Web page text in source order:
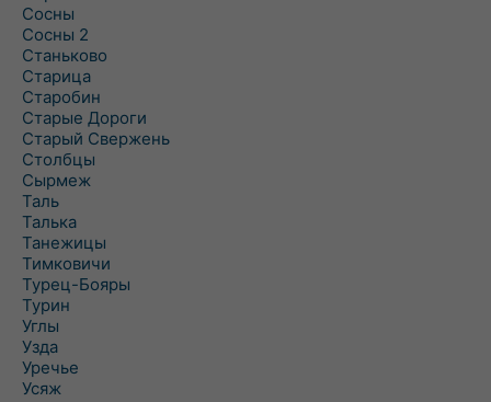
Сосны
Сосны 2
Станьково
Старица
Старобин
Старые Дороги
Старый Свержень
Столбцы
Сырмеж
Таль
Талька
Танежицы
Тимковичи
Турец-Бояры
Турин
Углы
Узда
Уречье
Усяж